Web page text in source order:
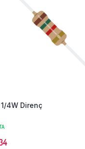
1/4W Direnç